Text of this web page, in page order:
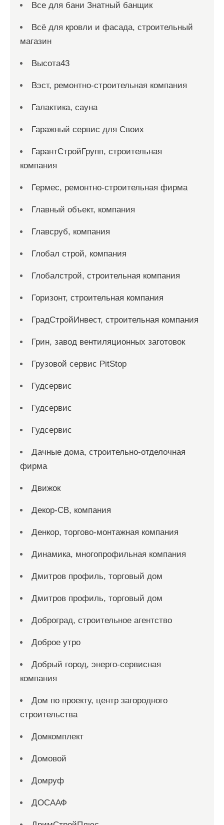
Все для бани Знатный банщик
Всё для кровли и фасада, строительный
магазин
Высота43
Вэст, ремонтно-строительная компания
Галактика, сауна
Гаражный сервис для Своих
ГарантСтройГрупп, строительная
компания
Гермес, ремонтно-строительная фирма
Главный объект, компания
Главсруб, компания
Глобал строй, компания
Глобалстрой, строительная компания
Горизонт, строительная компания
ГрадСтройИнвест, строительная компания
Грин, завод вентиляционных заготовок
Грузовой сервис PitStop
Гудсервис
Гудсервис
Гудсервис
Дачные дома, строительно-отделочная
фирма
Движок
Декор-СВ, компания
Денкор, торгово-монтажная компания
Динамика, многопрофильная компания
Дмитров профиль, торговый дом
Дмитров профиль, торговый дом
Доброград, строительное агентство
Доброе утро
Добрый город, энерго-сервисная
компания
Дом по проекту, центр загородного
строительства
Домкомплект
Домовой
Домруф
ДОСААФ